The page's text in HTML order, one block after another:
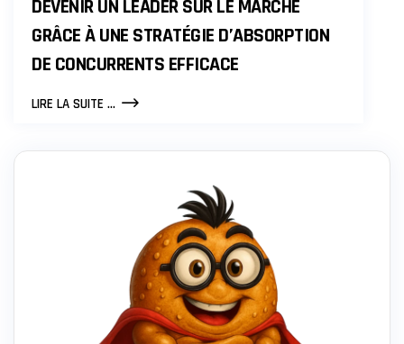
DEVENIR UN LEADER SUR LE MARCHÉ
GRÂCE À UNE STRATÉGIE D’ABSORPTION
DE CONCURRENTS EFFICACE
LIRE LA SUITE ...DEVENIR
SUR
STRATÉGIE
D’ABSORPTION
CONCURRENTS
EFFICACE